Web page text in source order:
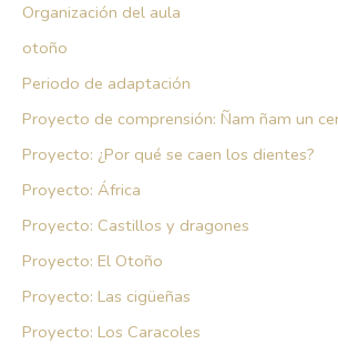
Organización del aula
otoño
Periodo de adaptación
Proyecto de comprensión: Ñam ñam un
Proyecto: ¿Por qué se caen los dientes?
Proyecto: África
Proyecto: Castillos y dragones
Proyecto: El Otoño
Proyecto: Las cigüeñas
Proyecto: Los Caracoles